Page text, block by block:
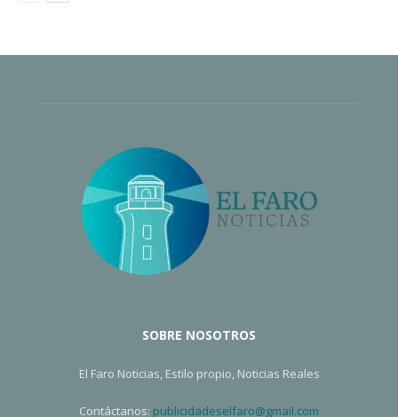
SOBRE NOSOTROS
El Faro Noticias, Estilo propio, Noticias Reales
Contáctanos: publicidadeselfaro@gmail.com